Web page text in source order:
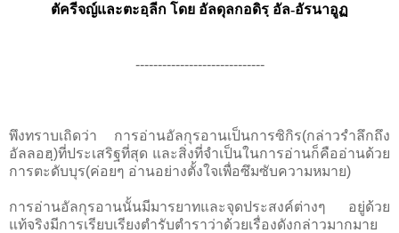
ตัครีจญ์และตะอฺลีก โดย อัลดุลกอดิรฺ อัล-อัรนาอูฏ
-----------------------------
พึงทราบเถิดว่า การอ่านอัลกุรอานเป็นการซิกิร(กล่าวรำลึกถึง
อัลลอฮฺ)ที่ประเสริฐที่สุด และสิ่งที่จำเป็นในการอ่านก็คืออ่านด้วย
การตะดับบุร(ค่อยๆ อ่านอย่างตั้งใจเพื่อซึมซับความหมาย)
การอ่านอัลกุรอานนั้นมีมารยาทและจุดประสงค์ต่างๆ อยู่ด้วย
แท้จริงมีการเรียบเรียงตำรับตำราว่าด้วยเรื่องดังกล่าวมากมาย